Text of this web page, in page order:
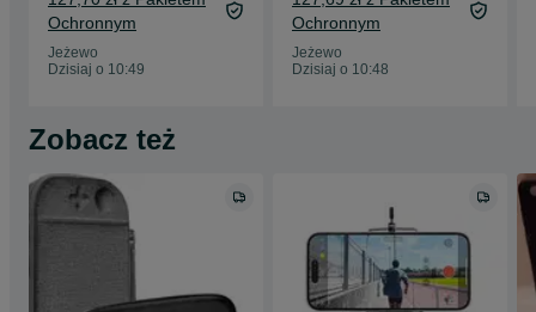
Ochronnym
Jeżewo
Dzisiaj o 10:49
Ochronnym
Jeżewo
Dzisiaj o 10:48
Zobacz też